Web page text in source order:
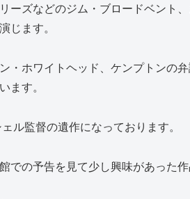
ーズなどのジム・ブロードベント、
じます。
・ホワイトヘッド、ケンプトンの
ます。
ル監督の遺作になっております。
での予告を見て少し興味があった作